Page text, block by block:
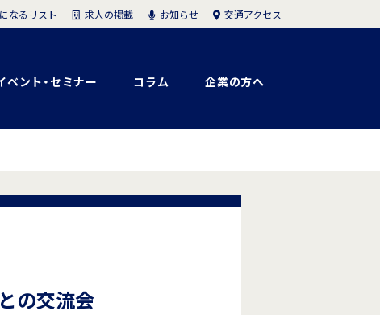
ベント・セミナー コラム 企業の方へ
なるリスト 求人の掲載 お知らせ 交通アクセス
の交流会